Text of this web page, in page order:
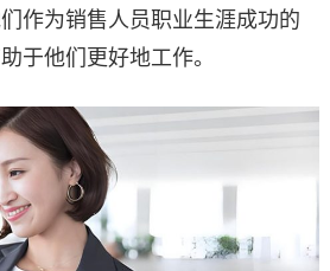
作为销售人员职业生涯成功的
于他们更好地工作。